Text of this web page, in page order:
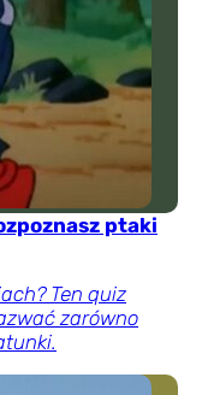
ptaki
Ten quiz
zarówno